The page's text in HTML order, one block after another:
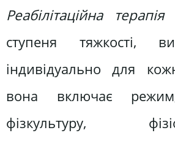
Реабілітаційна терапія
ступеня тяжкості,
індивідуально для
вона включає
фізкультуру,